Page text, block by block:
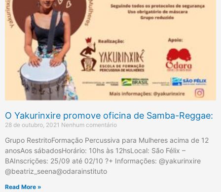
O Yakurinxire promove oficina de Samba-Reggae:
28 de outubro, 2021 Nenhum comentário
Grupo RestritoFormação Percussiva para Mulheres acima de 12
anosAos sábadosHorário: 10hs às 12hsLocal: São Félix –
BAInscrições: 25/09 até 02/10 ?+ Informações: @yakurinxire
@beatriz_seena@odarainstituto
Read More »